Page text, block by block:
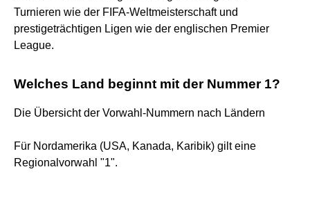
Turnieren wie der FIFA-Weltmeisterschaft und
prestigeträchtigen Ligen wie der englischen Premier
League.
Welches Land beginnt mit der Nummer 1?
Die Übersicht der Vorwahl-Nummern nach Ländern
Für Nordamerika (USA, Kanada, Karibik) gilt eine
Regionalvorwahl "1".